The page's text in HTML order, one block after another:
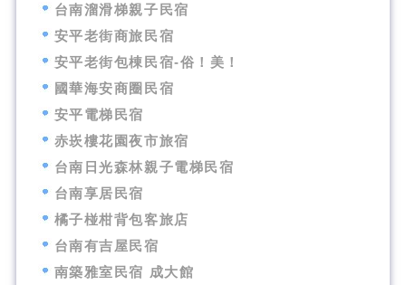
台南溜滑梯親子民宿
安平老街商旅民宿
安平老街包棟民宿-俗！美！
國華海安商圈民宿
安平電梯民宿
赤崁樓花園夜市旅宿
台南日光森林親子電梯民宿
台南享居民宿
橘子椪柑背包客旅店
台南有吉屋民宿
南築雅室民宿 成大館